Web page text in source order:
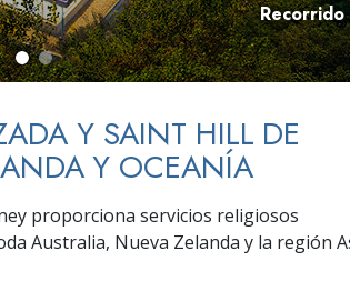
Y SAINT HILL DE
Y OCEANÍA
proporciona servicios religiosos
Australia, Nueva Zelanda y la región